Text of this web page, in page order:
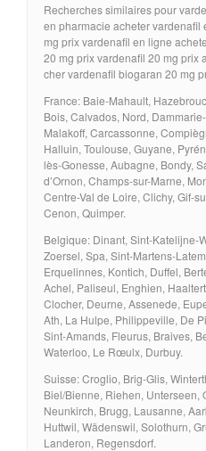
Recherches similaires pour
en pharmacie acheter
mg prix vardenafil en ligne
20 mg prix vardenafil 20 mg prix
cher vardenafil biogaran 20 mg
France: Baie-Mahault,
Bois, Calvados, Nord,
Malakoff, Carcassonne,
Halluin, Toulouse, Guyane,
lès-Gonesse, Aubagne, Bondy,
d’Ornon, Champs-sur-Marne,
Centre-Val de Loire, Clichy, Gif-
Cenon, Quimper.
Belgique: Dinant, Sint-Katelijne-
Zoersel, Spa, Sint-Martens-
Erquelinnes, Kontich, Duffel,
Achel, Paliseul, Enghien,
Clocher, Deurne, Assenede,
Ath, La Hulpe, Philippeville, De
Sint-Amands, Fleurus, Braives,
Waterloo, Le Rœulx, Durbuy.
Suisse: Croglio, Brig-Glis,
Biel/Bienne, Riehen, Unterseen,
Neunkirch, Brugg, Lausanne,
Huttwil, Wädenswil, Solothurn,
Landeron, Regensdorf.